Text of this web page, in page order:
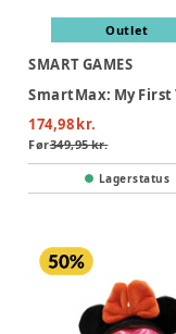
Outlet
SMART GAMES
174,98 kr.
Før349,95 kr.
Lagerstatus